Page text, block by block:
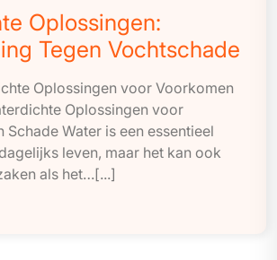
Oplossingen:
Tegen Vochtschade
Oplossingen voor Voorkomen
Oplossingen voor
Schade Water is een essentieel
leven, maar het kan ook
als het…[...]